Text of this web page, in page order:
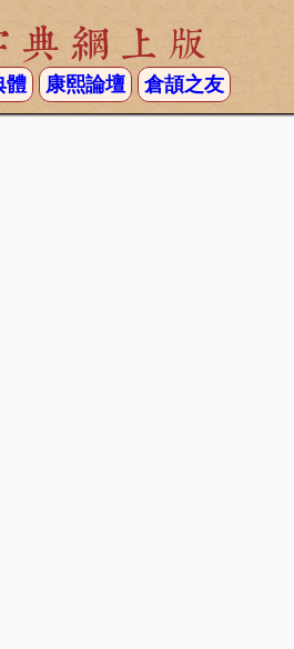
典網上版
體 康熙論壇 倉頡之友